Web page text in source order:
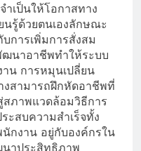
เป็นให้โอกาสทาง
นรู้ด้วยตนเองลักษณะ
การเพิ่มการสั่งสม
นาอาชีพทำให้ระบบ
น การหมุนเปลี่ยน
งสามารถฝึกหัดอาชีพที่
สภาพแวดล้อมวิธีการ
ะสบความสำเร็จทั้ง
กงาน อยู่กับองค์กรใน